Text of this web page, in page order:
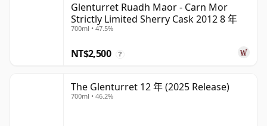
Glenturret Ruadh Maor - Carn Mor
Strictly Limited Sherry Cask 2012 8 年
700ml • 47.5%
NT$2,500 ?
The Glenturret 12 年 (2025 Release)
700ml • 46.2%